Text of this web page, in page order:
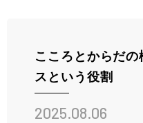
看護師募集につ
ストーリー
先輩の声
こころとからだ
スという役割
2025.08.06